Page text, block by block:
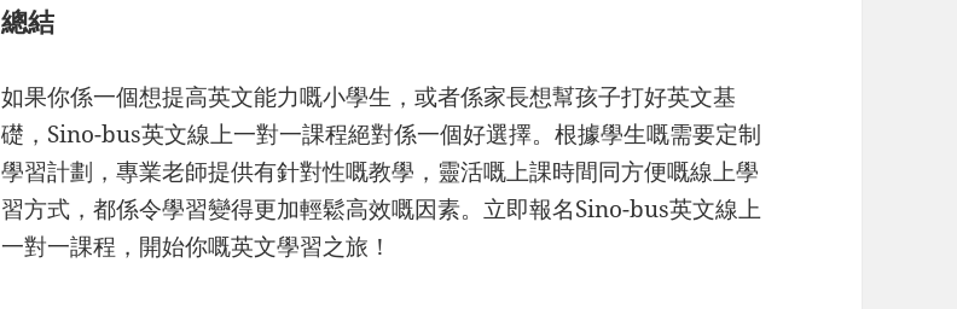
總結
如果你係一個想提高英文能力嘅小學生，或者係家長想幫孩子打好英文基
礎，Sino-bus英文線上一對一課程絕對係一個好選擇。根據學生嘅需要定制
學習計劃，專業老師提供有針對性嘅教學，靈活嘅上課時間同方便嘅線上學
習方式，都係令學習變得更加輕鬆高效嘅因素。立即報名Sino-bus英文線上
一對一課程，開始你嘅英文學習之旅！